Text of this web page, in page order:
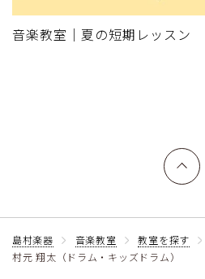
音楽教室｜夏の短期レッスン
上へ戻る
島村楽器 音楽教室 教室を探す
村元 翔太（ドラム・キッズドラム）